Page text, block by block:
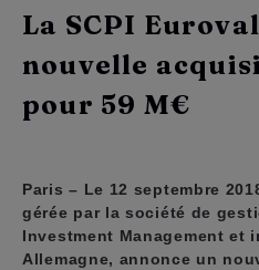
La SCPI
nouvelle
pour 59 M€
Paris – Le 12 septembre
gérée par la société de
Investment Management et
Allemagne, annonce un